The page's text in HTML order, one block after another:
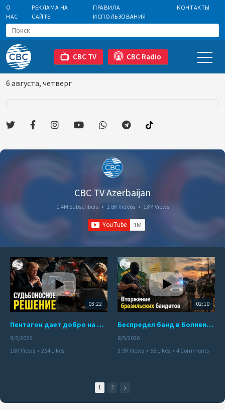
О
НАС
РЕКЛАМА НА
САЙТЕ
ПРАВИЛА
ИСПОЛЬЗОВАНИЯ
КОНТАКТЫ
CBC TV CBC Radio
6 августа, четверг
CBC TV Azerbaijan
1.4M Subscribers • 1.8K Videos • 13M Views
03:22
Пентагон дает добро на ядерный удар по противникам США
8/5/2026
16K Views • 254 Likes
02:10
Беспредел банд в Боливии. Расправы над наркоторговцами
8/5/2026
3.9K Views • 58 Likes • 4 Comments
1 2